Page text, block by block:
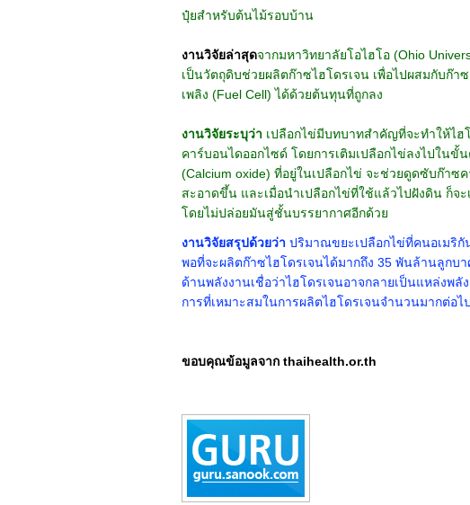
ปุ๋ยสำหรับต้นไม้รอบบ้าน
งานวิจัยล่าสุดจากมหาวิทยาลัยโอไฮโอ (Ohio
เป็นวัตถุดิบช่วยผลิตก๊าซไฮโดรเจน เพื่อไปผสมกับก๊า
เพลิง (Fuel Cell) ได้ด้วยต้นทุนที่ถูกลง
งานวิจัยระบุว่า เปลือกไข่มีบทบาทสำคัญที่จะทำให้ไฮ
คาร์บอนไดออกไซด์ โดยการเติมเปลือกไข่ลงไปในขั้
(Calcium oxide) ที่อยู่ในเปลือกไข่ จะช่วยดูดซับก๊าซ
สะอาดขึ้น และเมื่อนำเปลือกไข่ที่ใช้แล้วไปฝังดิน ก็จ
โดยไม่ปล่อยมันสู่ชั้นบรรยากาศอีกด้วย
งานวิจัยสรุปด้วยว่า ปริมาณขยะเปลือกไข่ที่คนอเมริกั
พอที่จะผลิตก๊าซไฮโดรเจนได้มากถึง 35 พันล้านลูกบ
ด้านพลังงานเชื่อว่าไฮโดรเจนอาจกลายเป็นแหล่ง
การที่เหมาะสมในการผลิตไฮโดรเจนจำนวนมากต่อไป
ขอบคุณข้อมูลจาก thaihealth.or.th